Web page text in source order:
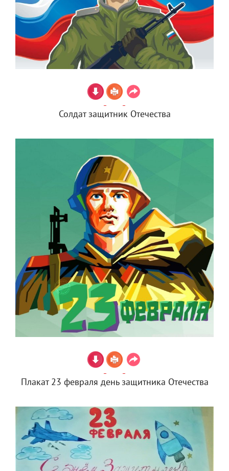
Солдат защитник Отечества
Плакат 23 февраля день защитника Отечества